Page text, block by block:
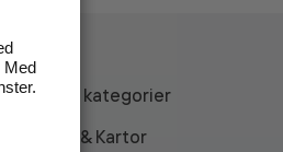
Alla kategorier
API & Kartor
Med